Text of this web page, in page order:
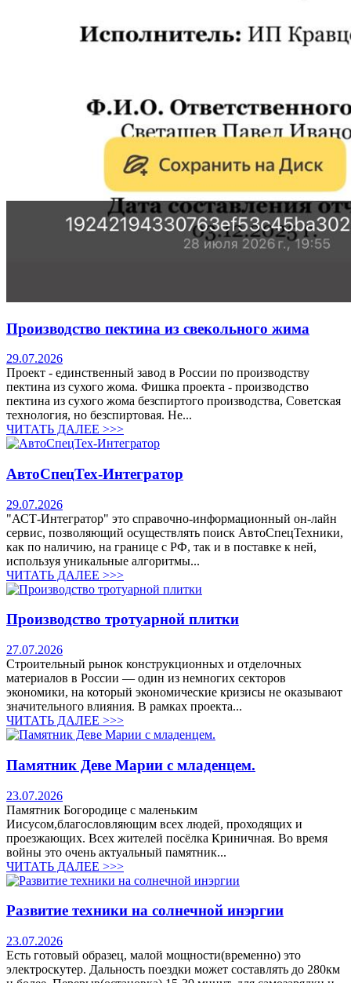
Производство пектина из свекольного жима
29.07.2026
Проект - единственный завод в России по производству
пектина из сухого жома. Фишка проекта - производство
пектина из сухого жома безспиртого производства, Советская
технология, но безспиртовая. Не...
ЧИТАТЬ ДАЛЕЕ >>>
АвтоСпецТех-Интегратор
29.07.2026
"АСТ-Интегратор" это справочно-информационный он-лайн
сервис, позволяющий осуществлять поиск АвтоСпецТехники,
как по наличию, на границе с РФ, так и в поставке к ней,
используя уникальные алгоритмы...
ЧИТАТЬ ДАЛЕЕ >>>
Производство тротуарной плитки
27.07.2026
Строительный рынок конструкционных и отделочных
материалов в России — один из немногих секторов
экономики, на который экономические кризисы не оказывают
значительного влияния. В рамках проекта...
ЧИТАТЬ ДАЛЕЕ >>>
Памятник Деве Марии с младенцем.
23.07.2026
Памятник Богородице с маленьким
Иисусом,благословляющим всех людей, проходящих и
проезжающих. Всех жителей посёлка Криничная. Во время
войны это очень актуальный памятник...
ЧИТАТЬ ДАЛЕЕ >>>
Развитие техники на солнечной инэргии
23.07.2026
Есть готовый образец, малой мощности(временно) это
электроскутер. Дальность поездки может составлять до 280км